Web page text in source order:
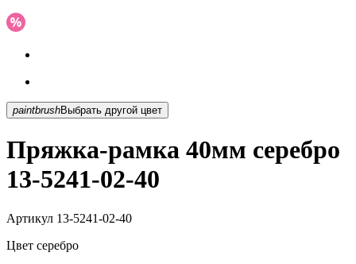
paintbrush Выбрать другой цвет
Пряжка-рамка 40мм серебро
13-5241-02-40
Артикул 13-5241-02-40
Цвет серебро